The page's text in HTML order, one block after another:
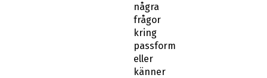
några
frågor
kring
passform
eller
känner